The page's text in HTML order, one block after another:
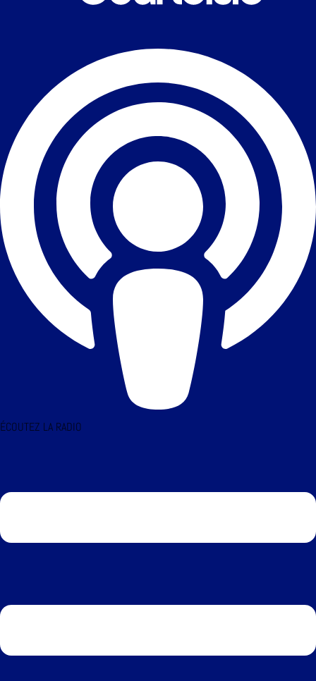
ÉCOUTEZ LA RADIO